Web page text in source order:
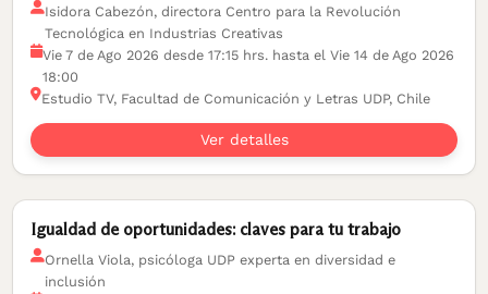
Isidora Cabezón, directora Centro para la Revolución
Tecnológica en Industrias Creativas
Vie 7 de Ago 2026 desde 17:15 hrs. hasta el Vie 14 de Ago 2026
18:00
Estudio TV, Facultad de Comunicación y Letras UDP, Chile
Ver detalles
Igualdad de oportunidades: claves para tu trabajo
Ornella Viola, psicóloga UDP experta en diversidad e
inclusión